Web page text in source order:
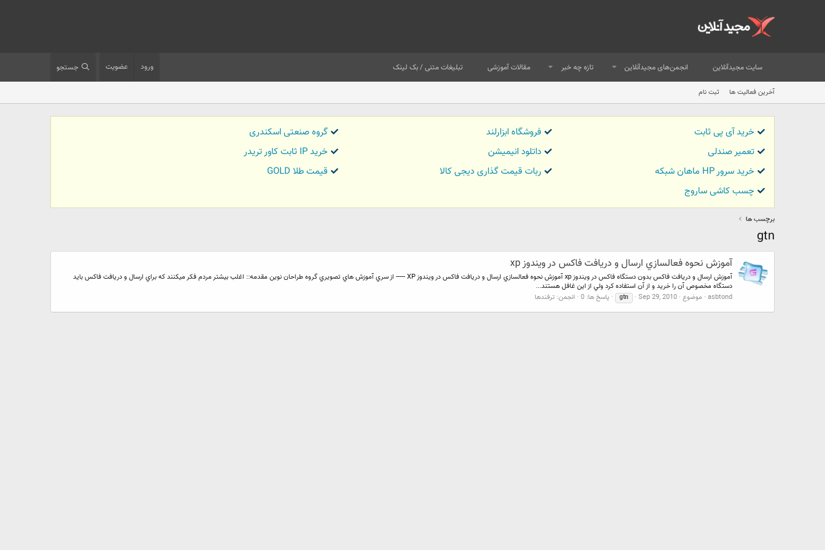
سایت مجیدآنلاین انجمن‌های مجیدآنلاین تازه چه خبر مقالات آموزشی تبلیغات متنی / بک لینک ورود عضویت جستجو
آخرین فعالیت ها ثبت نام
خرید آی پی ثابت فروشگاه ابزارلند
گروه صنعتی اسکندری
تعمیر صندلی
داتلود انیمیشن
خرید IP ثابت کاور تریدر
خرید سرور HP ماهان شبکه
ربات قیمت گذاری دیجی کالا
قیمت طلا GOLD
چسب کاشی ساروج
برچسب ها
gtn
آموزش نحوه فعالسازي ارسال و دريافت فاكس در ويندوز xp
آموزش ارسال و دريافت فاكس بدون دستگاه فاكس در ويندوز xp آموزش نحوه فعالسازي ارسال و دريافت فاكس در ويندوز XP ----- از سري آموزش هاي تصويري گروه طراحان نوين مقدمه:: اغلب بيشتر مردم فكر ميكنند كه براي ارسال و دريافت فاكس بايد
دستگاه مخصوص آن را خريد و از آن استفاده كرد ولي از اين غافل هستند...
asbtond موضوع Sep 29, 2010
gtn پاسخ ها: 0 انجمن: ترفندها